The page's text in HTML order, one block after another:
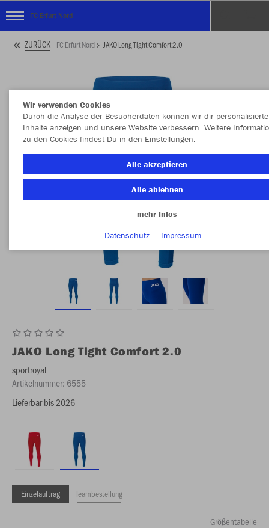
FC Erfurt Nord
ZURÜCK FC Erfurt Nord JAKO Long Tight Comfort 2.0
JAKO Long Tight Comfort 2.0
sportroyal
Artikelnummer: 6555
Lieferbar bis 2026
Einzelauftrag Teambestellung
Größentabelle
Wir verwenden Cookies
Durch die Analyse der Besucherdaten können wir dir personalisierte
Inhalte anzeigen und unsere Website verbessern. Weitere
zu den Cookies findest Du in den Einstellungen.
Alle akzeptieren
Alle ablehnen
mehr Infos
Datenschutz
Impressum